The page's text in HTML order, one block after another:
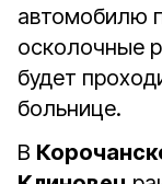
автомобилю
осколочные
будет
больнице.
В